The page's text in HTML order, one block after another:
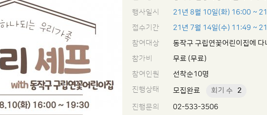
행사일시
21년 8월 10일(화) 16:00 ~
접수기간
21년 7월 14일(수) 11:49 ~
참여대상
동작구 구립연꽃어린이집에 다
참가비
무료 (무료)
참여인원
선착순10명
진행상태
모집완료 회기 수
2
진행문의
02-533-3506